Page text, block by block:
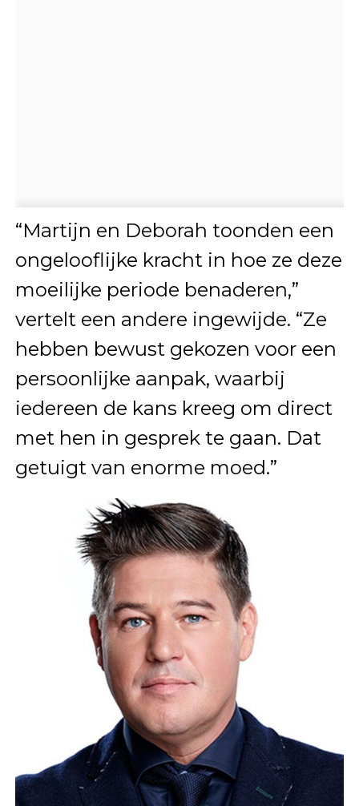
“Martijn en Deborah toonden een
ongelooflijke kracht in hoe ze deze
moeilijke periode benaderen,”
vertelt een andere ingewijde. “Ze
hebben bewust gekozen voor een
persoonlijke aanpak, waarbij
iedereen de kans kreeg om direct
met hen in gesprek te gaan. Dat
getuigt van enorme moed.”